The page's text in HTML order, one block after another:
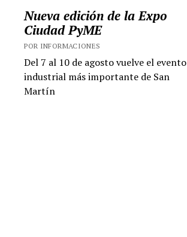
Nueva edición de la Expo
Ciudad PyME
POR INFORMACIONES
Del 7 al 10 de agosto vuelve el evento
industrial más importante de San
Martín